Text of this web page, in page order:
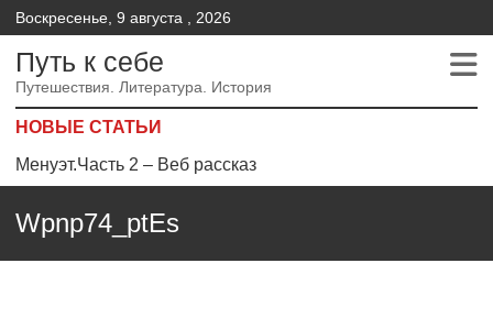
Воскресенье, 9 августа , 2026
Путь к себе
Путешествия. Литература. История
НОВЫЕ СТАТЬИ
Менуэт.Часть 2 – Веб рассказ
Менуэт. Часть 3. Веб рассказ
Wpnp74_ptEs